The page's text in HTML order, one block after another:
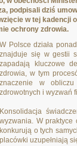
podpisali dziś
w tej kadencji
ochrony zdrowia.
W Polsce działa
znajduje się w gestii
zapadają kluczowe
zdrowia, w tym
znaczenie w obliczu
zdrowotnych i wyzwań
Konsolidacja
wyzwania. W praktyce
konkurują o tych
placówki uzupełniają